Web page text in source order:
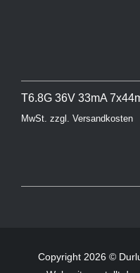
T6.8G 36V 33mA
MwSt. zzgl. Versandkosten
Copyright 2026 ©